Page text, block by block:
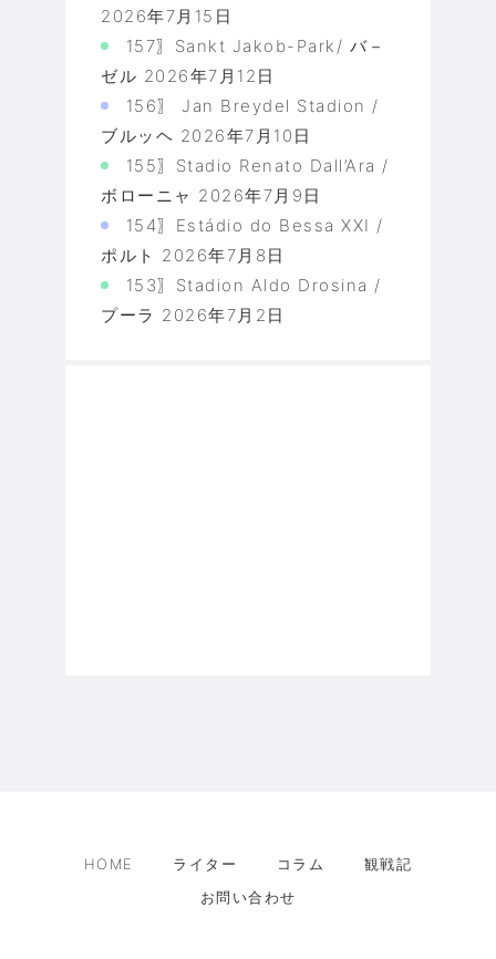
2026年7月15日
157〗Sankt Jakob-Park/ バ－
ゼル 2026年7月12日
156〗 Jan Breydel Stadion /
ブルッヘ 2026年7月10日
155〗Stadio Renato Dall’Ara /
ボローニャ 2026年7月9日
154〗Estádio do Bessa XXI /
ポルト 2026年7月8日
153〗Stadion Aldo Drosina /
プーラ 2026年7月2日
HOME ライター コラム
観戦記
お問い合わせ